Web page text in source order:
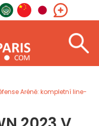
Aréně: kompletní line-